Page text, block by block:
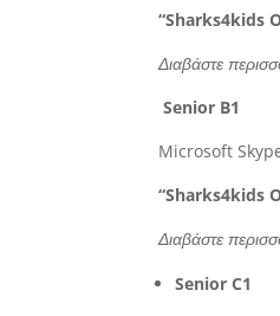
“Sharks4kids
Διαβάστε
Senior B1
Microsoft
“Sharks4kids
Διαβάστε
Senior C1